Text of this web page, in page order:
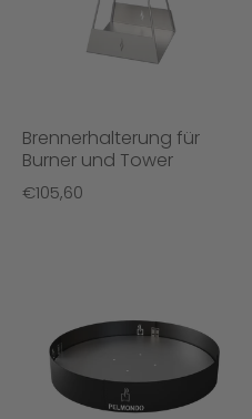
Brennerhalterung für
Burner und Tower
€105,60